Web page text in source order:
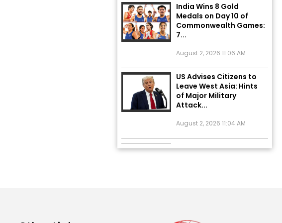
Medals on Day 10 of
Commonwealth Games:
7...
US Advises Citizens to
Leave West Asia: Hints
of Major Military
Attack...
Unique Wedding: Twin
Sisters Marry Twin
ਅੱਜ ਦਾ ਰਾਸ਼ੀਫਲ (5 ਅਗਸਤ